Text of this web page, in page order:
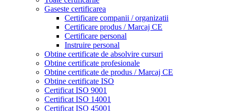
Gaseste certificarea
Certificare companii / organizatii
Certificare produs / Marcaj CE
Certificare personal
Instruire personal
Obtine certificate de absolvire cursuri
Obtine certificate profesionale
Obtine certificate de produs / Marcaj CE
Obtine certificate ISO
Certificat ISO 9001
Certificat ISO 14001
Certificat ISO 45001